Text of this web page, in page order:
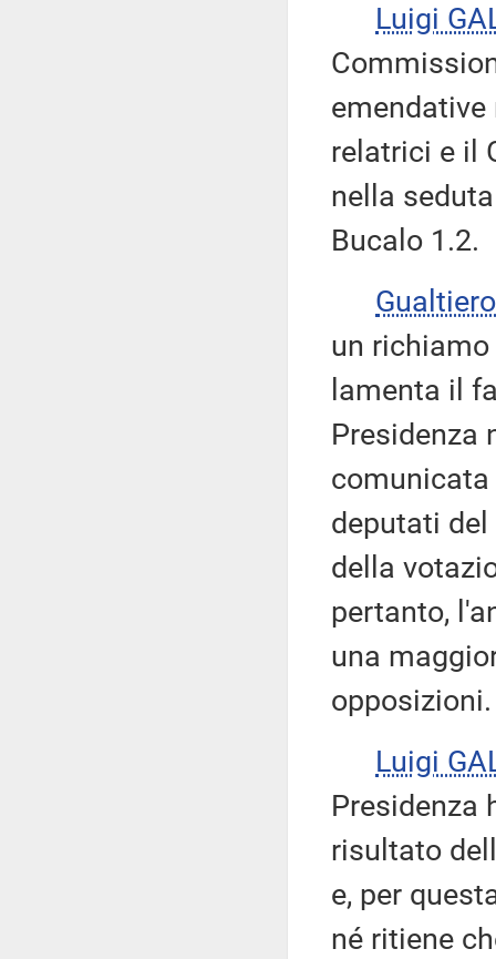
Luigi
relatrici e il
nella
Bucalo 1.2.
un
lamenta il
Presidenza
deputati
della
pertanto,
una
opposizioni.
Luigi
Presidenza
risultato
e, per
né ritiene